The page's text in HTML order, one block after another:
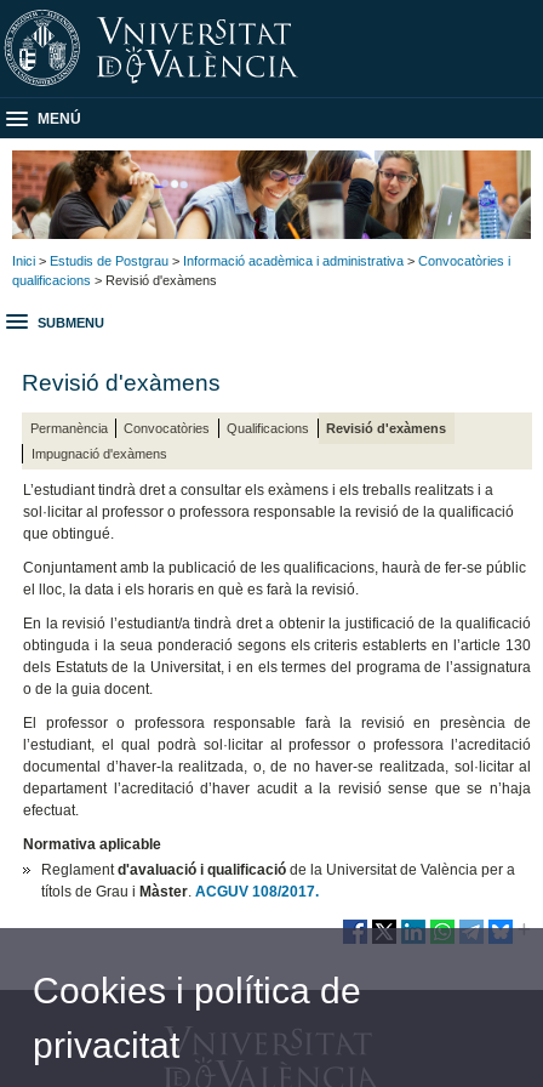
MENÚ
Inici > Estudis de Postgrau > Informació acadèmica i administrativa > Convocatòries i
qualificacions > Revisió d'exàmens
SUBMENU
Revisió d'exàmens
Permanència Convocatòries Qualificacions
Revisió d'exàmens
Impugnació d'exàmens
L’estudiant tindrà dret a consultar els exàmens i els treballs realitzats i a
sol·licitar al professor o professora responsable la revisió de la qualificació
que obtingué.
Conjuntament amb la publicació de les qualificacions, haurà de fer-se públic
el lloc, la data i els horaris en què es farà la revisió.
En la revisió l’estudiant/a tindrà dret a obtenir la justificació de la qualificació
obtinguda i la seua ponderació segons els criteris establerts en l’article 130
dels Estatuts de la Universitat, i en els termes del programa de l’assignatura
o de la guia docent.
El professor o professora responsable farà la revisió en presència de
l’estudiant, el qual podrà sol·licitar al professor o professora l’acreditació
documental d’haver-la realitzada, o, de no haver-se realitzada, sol·licitar al
departament l’acreditació d’haver acudit a la revisió sense que se n’haja
efectuat.
Normativa aplicable
Reglamentd'avaluació i qualificació de la Universitat de València per a
títols de Grau i Màster.ACGUV 108/2017.
Cookies i política de
privacitat